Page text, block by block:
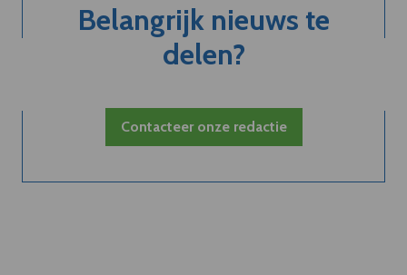
Belangrijk nieuws te
delen?
Contacteer onze redactie